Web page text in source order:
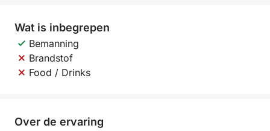
Wat is inbegrepen
Bemanning
Brandstof
Food / Drinks
Over de ervaring